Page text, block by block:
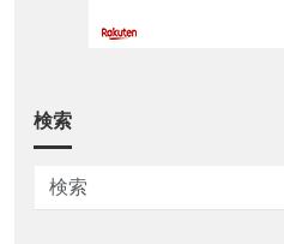
検索